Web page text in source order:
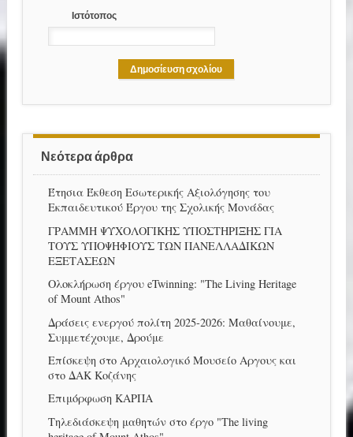
Ιστότοπος
Νεότερα άρθρα
Έτησια Έκθεση Εσωτερικής Αξιολόγησης του
Εκπαιδευτικού Έργου της Σχολικής Μονάδας
ΓΡΑΜΜΗ ΨΥΧΟΛΟΓΙΚΗΣ ΥΠΟΣΤΗΡΙΞΗΣ ΓΙΑ
ΤΟΥΣ ΥΠΟΨΗΦΙΟΥΣ ΤΩΝ ΠΑΝΕΛΛΑΔΙΚΩΝ
ΕΞΕΤΑΣΕΩΝ
Ολοκλήρωση έργου eTwinning: "The Living Heritage
of Mount Athos"
Δράσεις ενεργού πολίτη 2025-2026: Μαθαίνουμε,
Συμμετέχουμε, Δρούμε
Επίσκεψη στο Αρχαιολογικό Μουσείο Αργους και
στο ΔΑΚ Κοζάνης
Επιμόρφωση ΚΑΡΠΑ
Τηλεδιάσκεψη μαθητών στο έργο "The living